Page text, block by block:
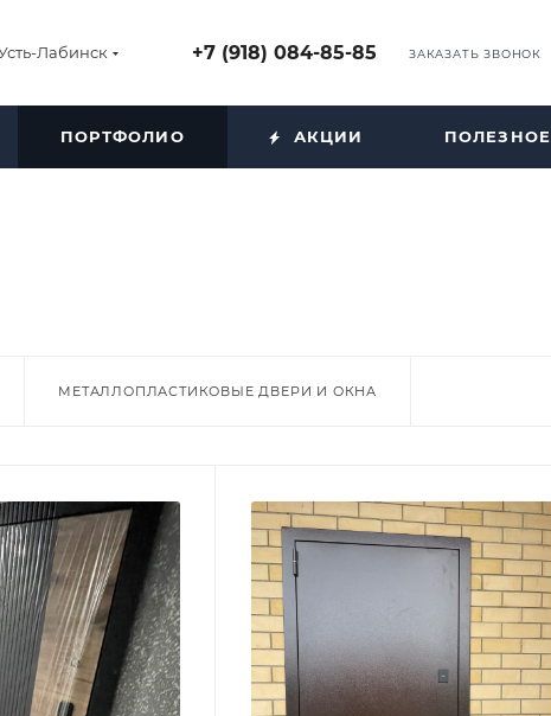
Лабинск +7 (918) 084-85-85 ЗАКАЗАТЬ ЗВОНОК
ПОРТФОЛИО АКЦИИ ПОЛЕЗНОЕ
МЕТАЛЛОПЛАСТИКОВЫЕ ДВЕРИ И ОКНА